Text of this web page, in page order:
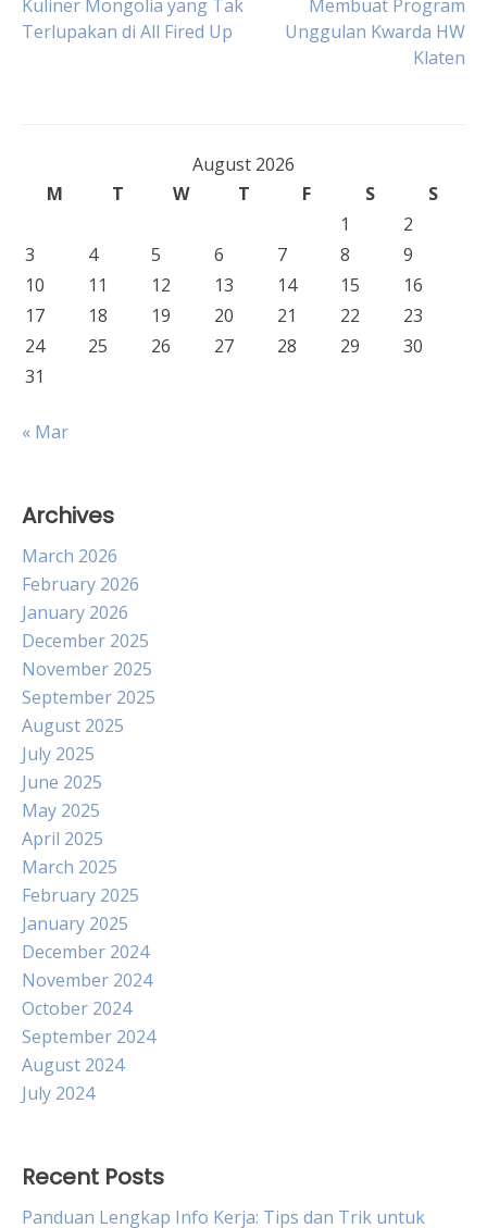
Post
Kuliner Mongolia yang Tak
Terlupakan di All Fired Up
Membuat Program
Unggulan Kwarda HW
Klaten
August 2026
M
T W T F S
S
1
2
3
4 5 6 7 8
9
10
11 12 13 14 15
16
17
18 19 20 21 22
23
24
25 26 27 28 29
30
31
« Mar
Archives
March 2026
February 2026
January 2026
December 2025
November 2025
September 2025
August 2025
July 2025
June 2025
May 2025
April 2025
March 2025
February 2025
January 2025
December 2024
November 2024
October 2024
September 2024
August 2024
July 2024
Recent Posts
Panduan Lengkap Info Kerja: Tips dan Trik untuk